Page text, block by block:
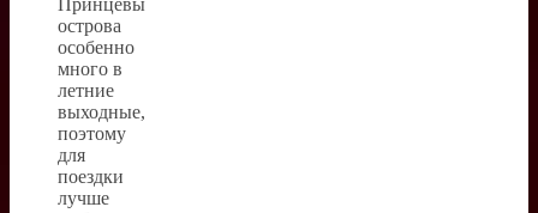
Принцевы
острова
особенно
много в
летние
выходные,
поэтому
для
поездки
лучше